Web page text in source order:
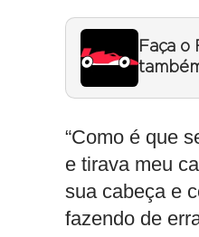
Faça o
“Como é que
e tirava meu
sua cabeça e
fazendo de